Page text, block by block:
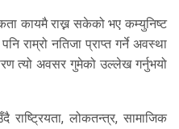
कायमै राख्न सकेको भए कम्युनिष्ट
राम्रो नतिजा प्राप्त गर्ने अवस्था
त्यो अवसर गुमेको उल्लेख गर्नुभयो
लोकतन्त्र, सामाजिक